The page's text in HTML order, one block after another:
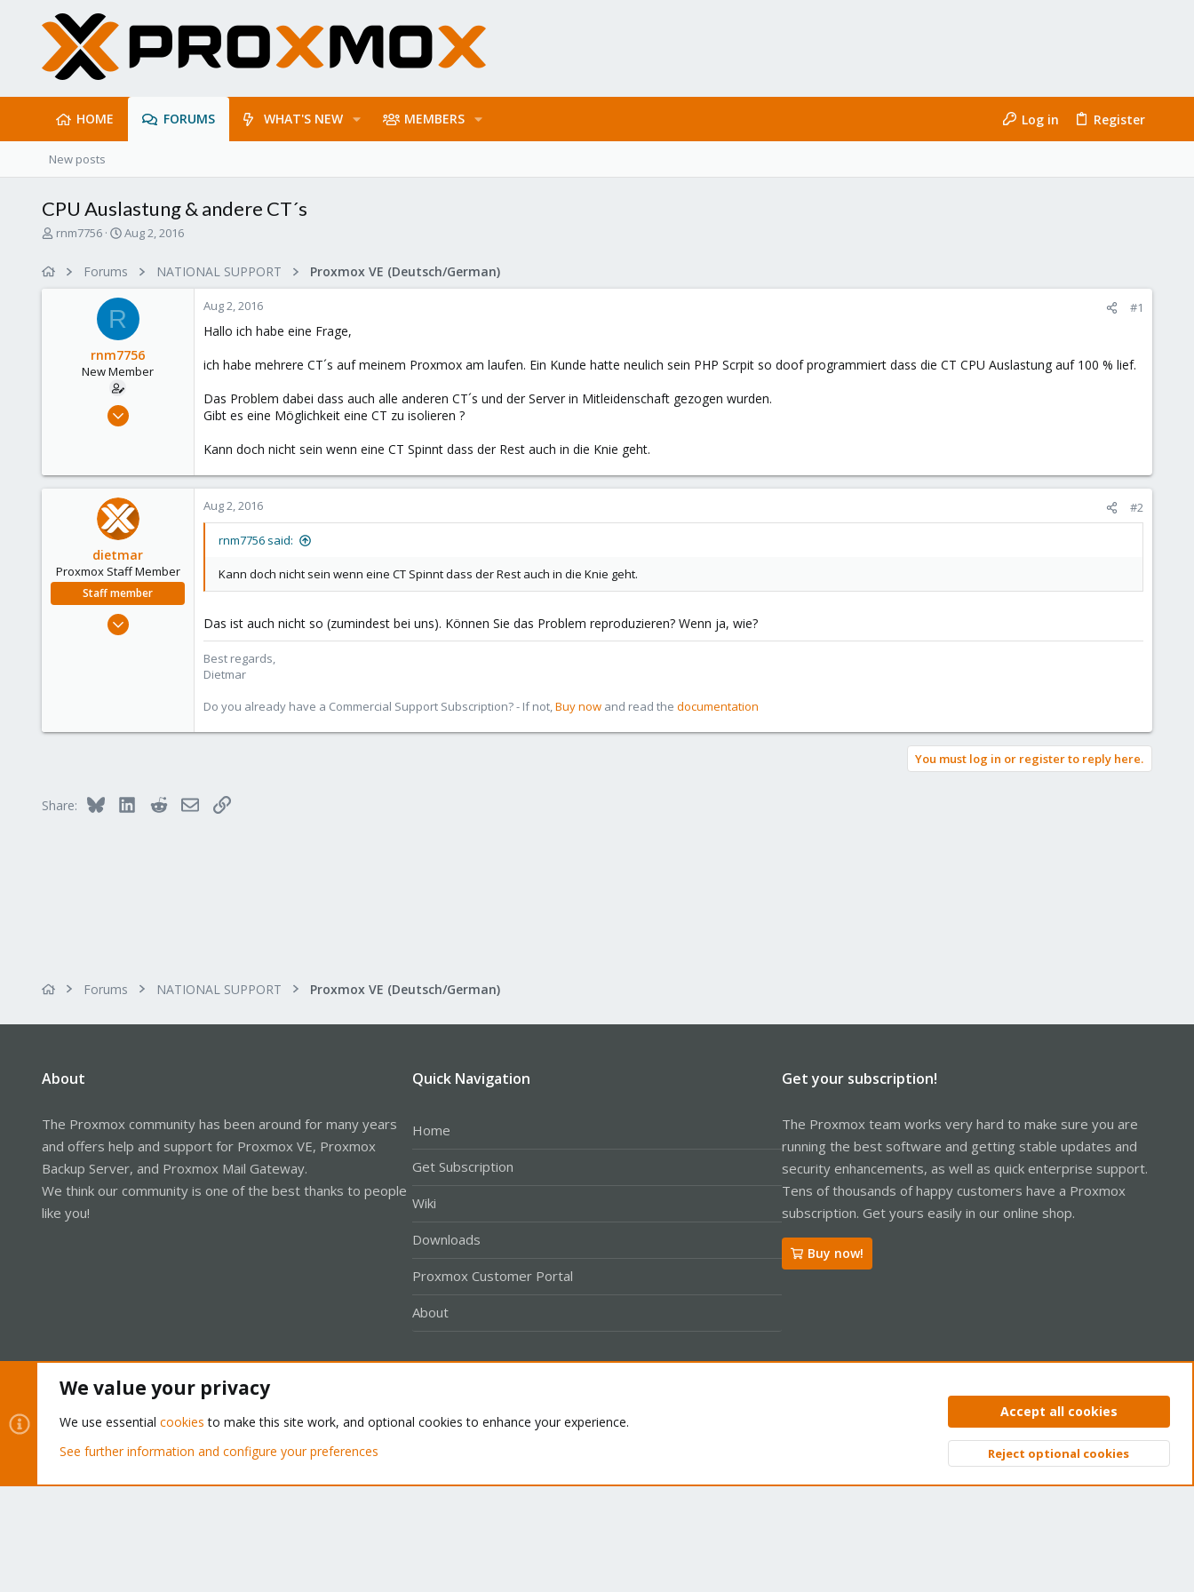
HOME FORUMS WHAT'S NEW MEMBERS Log in Register
New posts
CPU Auslastung & andere CT´s
Trnm7756
S
r
t
d
a
t
e
Aug 2, 2016
Forums NATIONAL SUPPORT Proxmox VE (Deutsch/German)
R
rnm7756
New Member
Feb 11, 2016
1
Aug 2, 2016 #1
Hallo ich habe eine Frage,
ich habe mehrere CT´s auf meinem Proxmox am laufen. Ein Kunde hatte neulich sein PHP Scrpit so doof programmiert dass die CT CPU Auslastung auf 100 % lief.
Das Problem dabei dass auch alle anderen CT´s und der Server in Mitleidenschaft gezogen wurden.
Gibt es eine Möglichkeit eine CT zu isolieren ?
Kann doch nicht sein wenn eine CT Spinnt dass der Rest auch in die Knie geht.
dietmar
Proxmox Staff Member
Staff member
Apr 28, 2005
www.proxmox.com
Aug 2, 2016 #2
rnm7756 said:
Kann doch nicht sein wenn eine CT Spinnt dass der Rest auch in die Knie geht.
Das ist auch nicht so (zumindest bei uns). Können Sie das Problem reproduzieren? Wenn ja, wie?
Best regards,
Dietmar
Do you already have a Commercial Support Subscription? - If not,Buy now and read the documentation
You must log in or register to reply here.
Share: Bluesky LinkedInRedditEmailLink
Forums NATIONAL SUPPORT Proxmox VE (Deutsch/German)
About
The Proxmox community has been around for many years
and offers help and support for Proxmox VE, Proxmox
Backup Server, and Proxmox Mail Gateway.
We think our community is one of the best thanks to people
like you!
Quick Navigation
Home
Get Subscription
Wiki
Downloads
Proxmox Customer Portal
About
Get your subscription!
The Proxmox team works very hard to make sure you are
running the best software and getting stable updates and
security enhancements, as well as quick enterprise support.
Tens of thousands of happy customers have a Proxmox
subscription. Get yours easily in our online shop.
Buy now!
Privacy policy Help Home
Community platform by XenForo® © 2010-2026 XenForo Ltd. Top
We value your privacy
We use essential cookies to make this site work, and optional cookies to enhance your experience.
See further information and configure your preferences
Accept all cookies
Reject optional cookies